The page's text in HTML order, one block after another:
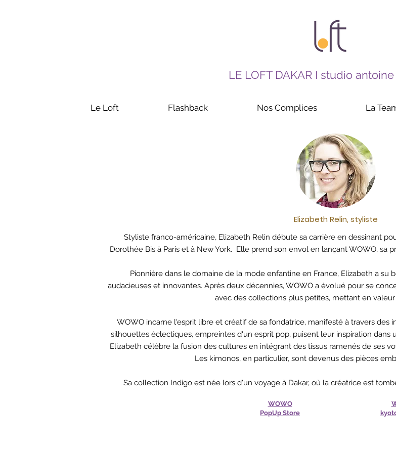
LE LOFT DAKAR I studio
Le Loft Flashback Nos Complices La
Elizabeth Relin, styliste
Styliste franco-américaine, Elizabeth Relin débute sa carrière en dessinant
Dorothée Bis à Paris et à New York. Elle prend son envol en lançant WOWO, sa
Pionnière dans le domaine de la mode enfantine en France, Elizabeth a su
audacieuses et innovantes. Après deux décennies, WOWO a évolué pour se
avec des collections plus petites, mettant en
WOWO incarne l'esprit libre et créatif de sa fondatrice, manifesté à travers des
silhouettes éclectiques, empreintes d'un esprit pop, puisent leur inspiration
Elizabeth célèbre la fusion des cultures en intégrant des tissus ramenés de ses
Les kimonos, en particulier, sont devenus des pièces
Sa collection Indigo est née lors d'un voyage à Dakar, où la créatrice est
WOWO
PopUp Store